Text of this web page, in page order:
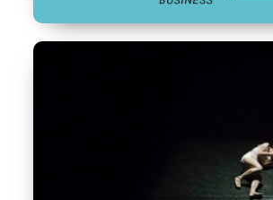
Mental Health, and
Wellness